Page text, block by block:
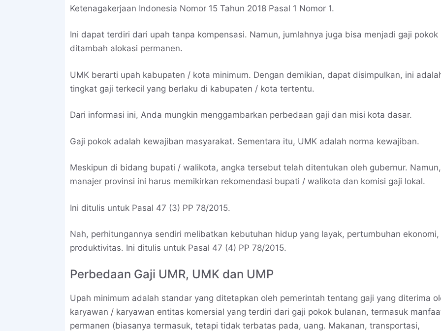
Ketenagakerjaan Indonesia Nomor 15 Tahun 2018 Pasal 1 Nomor 1.
Ini dapat terdiri dari upah tanpa kompensasi. Namun, jumlahnya juga bisa menjadi gaji pokok
ditambah alokasi permanen.
UMK berarti upah kabupaten / kota minimum. Dengan demikian, dapat disimpulkan, ini
tingkat gaji terkecil yang berlaku di kabupaten / kota tertentu.
Dari informasi ini, Anda mungkin menggambarkan perbedaan gaji dan misi kota dasar.
Gaji pokok adalah kewajiban masyarakat. Sementara itu, UMK adalah norma kewajiban.
Meskipun di bidang bupati / walikota, angka tersebut telah ditentukan oleh gubernur. Namun,
manajer provinsi ini harus memikirkan rekomendasi bupati / walikota dan komisi gaji lokal.
Ini ditulis untuk Pasal 47 (3) PP 78/2015.
Nah, perhitungannya sendiri melibatkan kebutuhan hidup yang layak, pertumbuhan ekonomi,
produktivitas. Ini ditulis untuk Pasal 47 (4) PP 78/2015.
Perbedaan Gaji UMR, UMK dan UMP
Upah minimum adalah standar yang ditetapkan oleh pemerintah tentang gaji yang diterima
karyawan / karyawan entitas komersial yang terdiri dari gaji pokok bulanan, termasuk
permanen (biasanya termasuk, tetapi tidak terbatas pada, uang. Makanan, transportasi,